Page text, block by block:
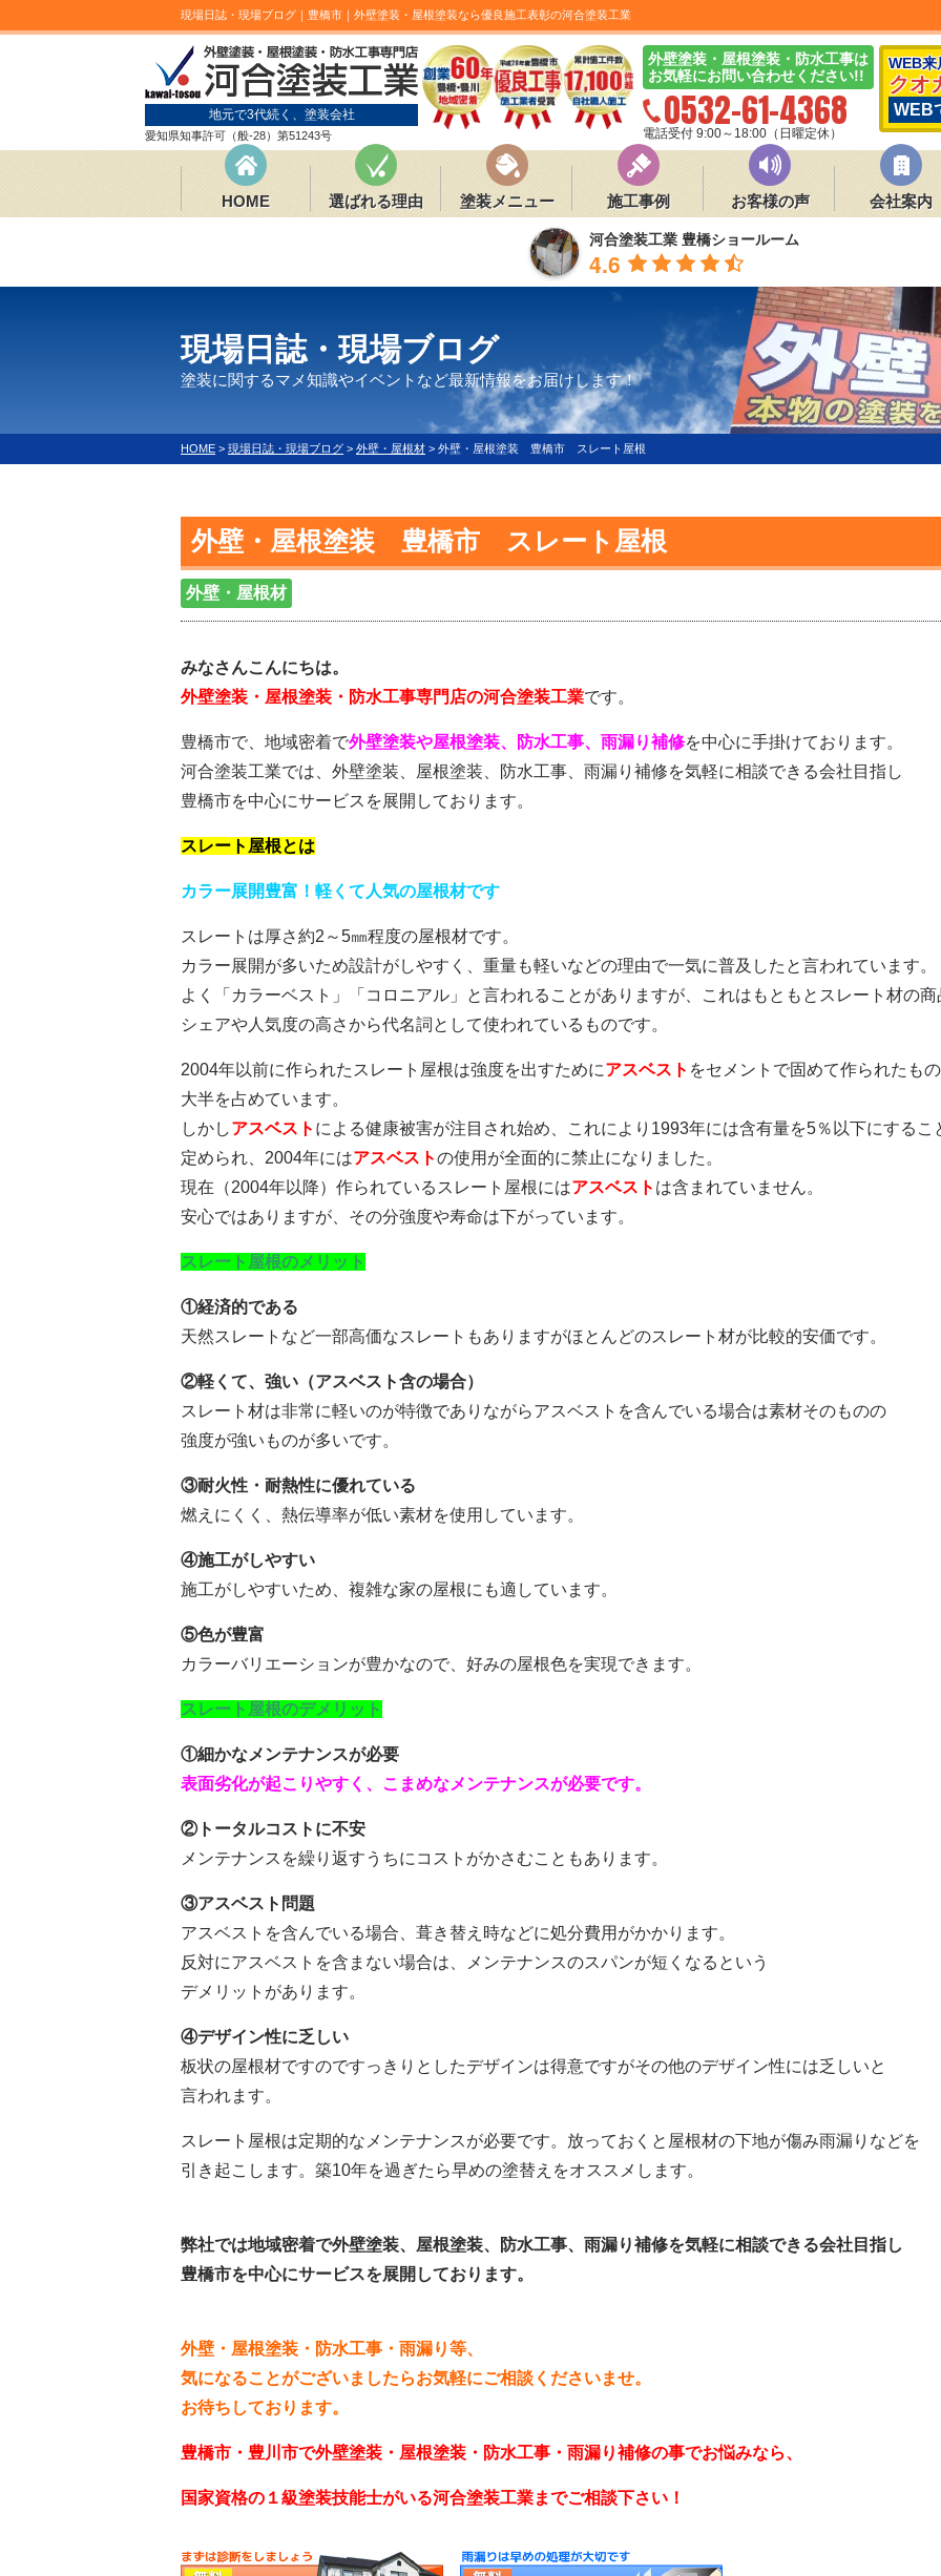
現場日誌・現場ブログ｜豊橋市｜外壁塗装・屋根塗装なら優良施工表彰の河合塗装工業
地元で3代続く、塗装会社
愛知県知事許可（般-28）第51243号
外壁塗装・屋根塗装・防水工事は
お気軽にお問い合わせください!!
0532-61-4368
電話受付 9:00～18:00（日曜定休）
WEB来
クオ
WEB
HOME 選ばれる理由 塗装メニュー 施工事例 お客様の声 会社案内
河合塗装工業 豊橋ショールーム
4.6
現場日誌・現場ブログ
塗装に関するマメ知識やイベントなど最新情報をお届けします！
HOME > 現場日誌・現場ブログ > 外壁・屋根材 > 外壁・屋根塗装 豊橋市 スレート屋根
外壁・屋根塗装 豊橋市 スレート屋根
外壁・屋根材
みなさんこんにちは。
外壁塗装・屋根塗装・防水工事専門店の河合塗装工業です。
豊橋市で、地域密着で外壁塗装や屋根塗装、防水工事、雨漏り補修を中心に手掛けております。
河合塗装工業では、外壁塗装、屋根塗装、防水工事、雨漏り補修を気軽に相談できる会社目指し
豊橋市を中心にサービスを展開しております。
スレート屋根とは
カラー展開豊富！軽くて人気の屋根材です
スレートは厚さ約2～5㎜程度の屋根材です。
カラー展開が多いため設計がしやすく、重量も軽いなどの理由で一気に普及したと言われています。
よく「カラーベスト」「コロニアル」と言われることがありますが、これはもともとスレート材の商
シェアや人気度の高さから代名詞として使われているものです。
2004年以前に作られたスレート屋根は強度を出すためにアスベスト をセメントで固めて作られたも
大半を占めています。
しかしアスベスト による健康被害が注目され始め、これにより1993年には含有量を5％以下にするこ
定められ、2004年にはアスベストの使用が全面的に禁止になりました。
現在（2004年以降）作られているスレート屋根にはアスベスト は含まれていません。
安心ではありますが、その分強度や寿命は下がっています。
スレート屋根のメリット
①経済的である
天然スレートなど一部高価なスレートもありますがほとんどのスレート材が比較的安価です。
②軽くて、強い（アスベスト含の場合）
スレート材は非常に軽いのが特徴でありながらアスベストを含んでいる場合は素材そのものの
強度が強いものが多いです。
③耐火性・耐熱性に優れている
燃えにくく、熱伝導率が低い素材を使用しています。
④施工がしやすい
施工がしやすいため、複雑な家の屋根にも適しています。
⑤色が豊富
カラーバリエーションが豊かなので、好みの屋根色を実現できます。
スレート屋根のデメリット
①細かなメンテナンスが必要
表面劣化が起こりやすく、こまめなメンテナンスが必要です。
②トータルコストに不安
メンテナンスを繰り返すうちにコストがかさむこともあります。
③アスベスト問題
アスベストを含んでいる場合、葺き替え時などに処分費用がかかります。
反対にアスベストを含まない場合は、メンテナンスのスパンが短くなるという
デメリットがあります。
④デザイン性に乏しい
板状の屋根材ですのですっきりとしたデザインは得意ですがその他のデザイン性には乏しいと
言われます。
スレート屋根は定期的なメンテナンスが必要です。放っておくと屋根材の下地が傷み雨漏りなどを
引き起こします。築10年を過ぎたら早めの塗替えをオススメします。
弊社では地域密着で外壁塗装、屋根塗装、防水工事、雨漏り補修を気軽に相談できる会社目指し
豊橋市を中心にサービスを展開しております。
外壁・屋根塗装・防水工事・雨漏り等、
気になることがございましたらお気軽にご相談くださいませ。
お待ちしております。
豊橋市・豊川市で外壁塗装・屋根塗装・防水工事・雨漏り補修の事でお悩みなら、
国家資格の１級塗装技能士がいる河合塗装工業までご相談下さい！